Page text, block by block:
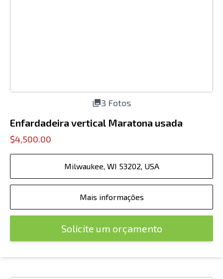
3 Fotos
Enfardadeira vertical Maratona usada
$4,500.00
Milwaukee, WI 53202, USA
Mais informações
Solicite um orçamento